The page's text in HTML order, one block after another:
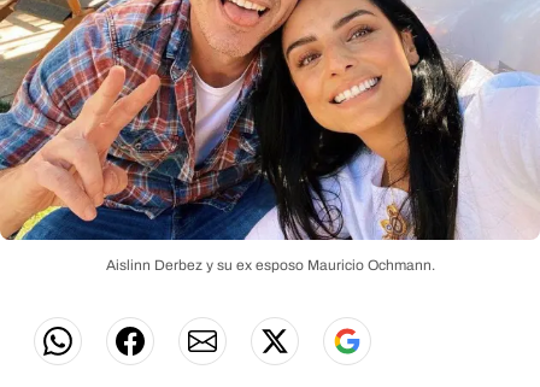
Aislinn Derbez y su ex esposo Mauricio Ochmann.